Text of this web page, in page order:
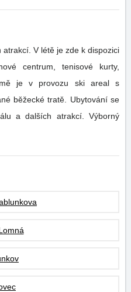
V létě je zde k dispozici
centrum, tenisové kurty,
je v provozu ski areal s
běžecké tratě. Ubytování se
a dalších atrakcí. Výborný